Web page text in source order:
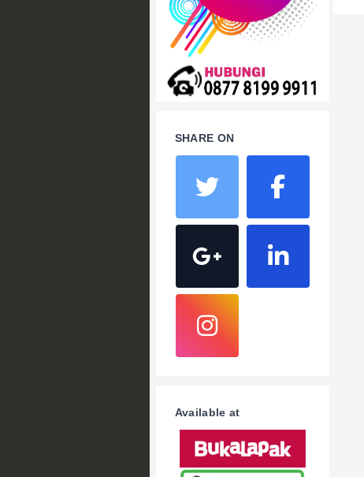
+ Springbed
White Board / Papan Tulis
SHARE ON
Available at